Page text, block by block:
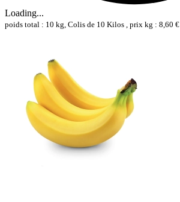
Loading...
poids total : 10 kg, Colis de 10 Kilos , prix kg : 8,60 €